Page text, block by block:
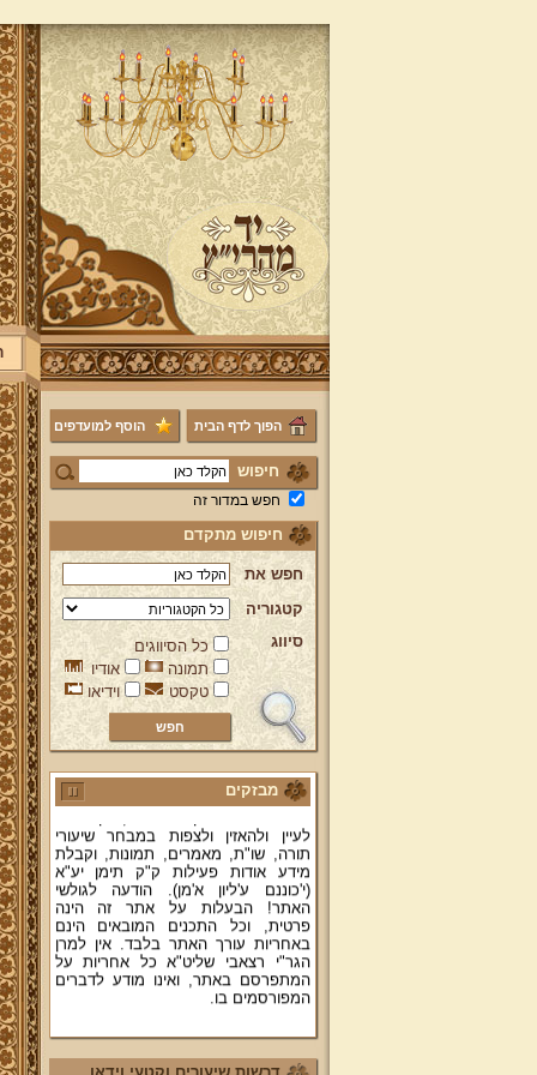
הפוך לדף הבית הוסף למועדפים
חיפוש
חפש במדור זה
חיפוש מתקדם
חפש את
קטגוריה
סיווג
כל הסיווגים
תמונה
אודיו
טקסט
וידיאו
מבזקים
ברוכים הבאים לאתר מהרי"ץ
יד מהרי"ץ - פורטל תורני למורשת יהדות
תימן, האתר הרשמי להנצחת מורשתו
של גאון רבני תימן ותפארתם מהרי"ץ
זצוק"ל. באתר תמצאו גם תכנים תורניים
והלכתיים רבים של מרן הגאון הרב יצחק
רצאבי שליט"א - פוסק עדת תימן,
מחבר ספרי שלחן ערוך המקוצר ח"ח
ושו"ת עולת יצחק ג"ח ועוד, וכן תוכלו
לעיין ולהאזין ולצפות במבחר שיעורי
תורה, שו"ת, מאמרים, תמונות, וקבלת
מידע אודות פעילות ק"ק תימן יע"א
(י'כוננם ע'ליון א'מן). הודעה לגולשי
האתר! הבעלות על אתר זה הינה
פרטית, וכל התכנים המובאים הינם
באחריות עורך האתר בלבד. אין למרן
הגר"י רצאבי שליט"א כל אחריות על
המתפרסם באתר, ואינו מודע לדברים
המפורסמים בו.
פניה נרגשת אל אחינו בני עדת תימן